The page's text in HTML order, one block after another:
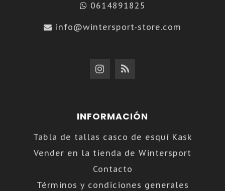
0614891825
info@wintersport-store.com
INFORMACIÓN
Tabla de tallas casco de esquí Kask
Vender en la tienda de Wintersport
Contacto
Términos y condiciones generales